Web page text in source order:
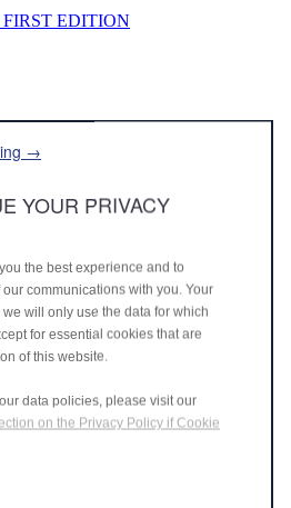
FIRST EDITION
→
YOUR PRIVACY
the best experience and to
communications with you. Your
will only use the data for which
for essential cookies that are
of this website.
data policies, please visit our
on the Privacy Policy if Cookie